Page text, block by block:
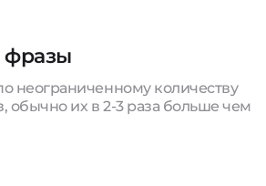
неограниченному количеству
обычно их в 2-3 раза больше чем